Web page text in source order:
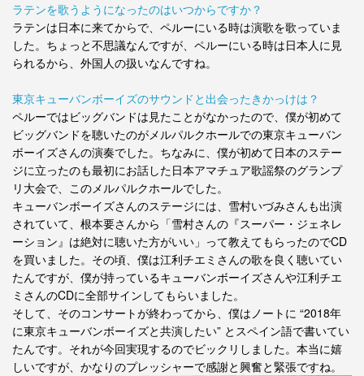
ラテンを歌うようになったのはいつからですか？
ラテンは日本に来てからで、ペルーにいる時は演歌を歌っていま
した。ちょっと不思議なんですが、ペルーにいる時は日本人に見
られるから、外国人の扱いなんですね。
東京キューバンボーイズのサウンドと出会ったきかっけは？
ペルーではビッグバンドは見たことがなかったので、僕が初めて
ビッグバンドを聴いたのがメルパルクホールでの東京キューバン
ボーイズさんの演奏でした。ちなみに、僕が初めて日本のステー
ジに立ったのも最初にお話した日本アマチュア歌謡祭のグランプ
リ大会で、このメルパルクホールでした。
キューバンボーイズさんのステージには、雪村いづみさんも出演
されていて、根本要さんから「雪村さんの『スーパー・ジェネレ
ーション』は絶対に聴いた方がいい」って教えてもらったのでCD
を買いました。その頃、僕は江利チエミさんの歌を良く聴いてい
たんですが、僕が持っているキューバンボーイズさんや江利チエ
ミさんのCDに全部サインしてもらいました。
そして、そのコンサートが終わってから、僕はノートに “2018年
に東京キューバンボーイズと共演したい” とスペイン語で書いてい
たんです。それが今回実現するのでビックリしました。本当に嬉
しいですが、かなりのプレッシャーで感謝と興奮と緊張ですね。